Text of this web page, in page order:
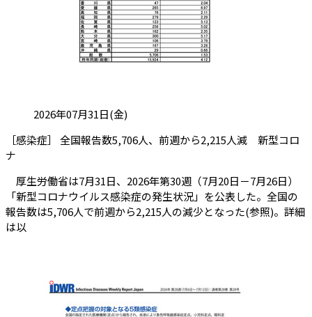
投稿日:2026年07月31日(金)
［感染症］ 全国報告数5,706人、前週から2,215人減 新型コロ
ナ
厚生労働省は7月31日、2026年第30週（7月20日－7月26日）
「新型コロナウイルス感染症の発生状況」を公表した。全国の
報告数は5,706人で前週から2,215人の減少となった(参照)。詳細
は以